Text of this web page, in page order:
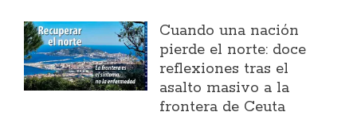
Cuando una nación
pierde el norte: doce
reflexiones tras el
asalto masivo a la
frontera de Ceuta